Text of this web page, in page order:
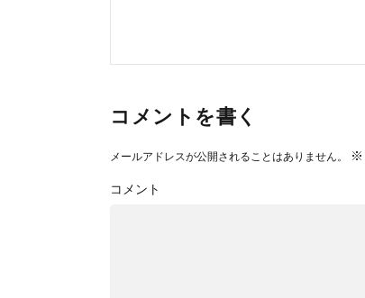
コメントを書く
メールアドレスが公開されることはありません。 ※
コメント